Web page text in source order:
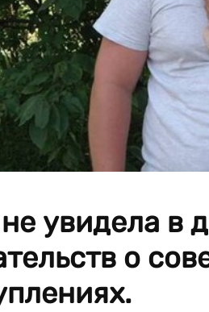
увидела в
о